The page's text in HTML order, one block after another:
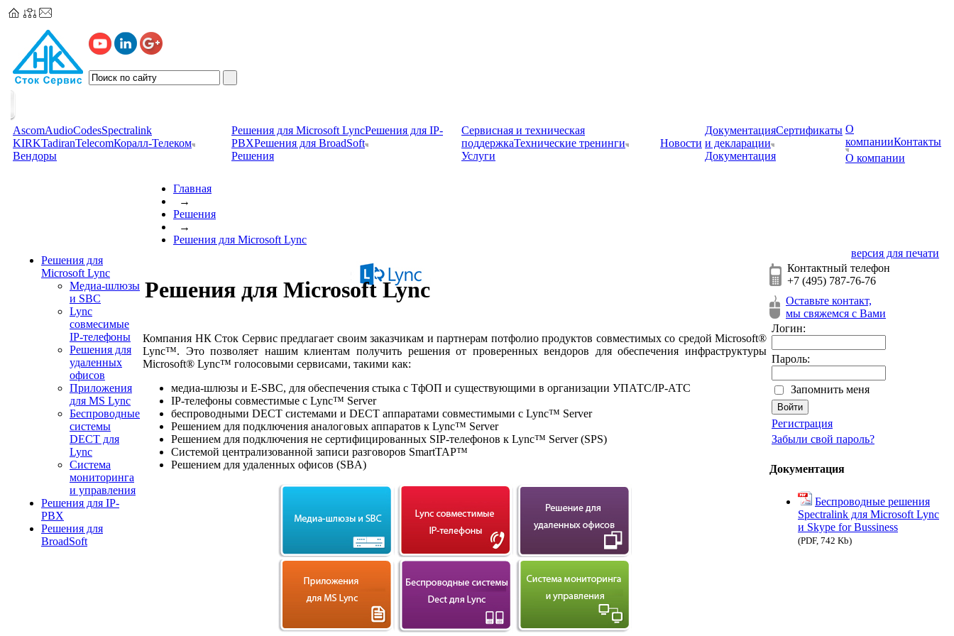
AscomAudioCodesSpectralink
KIRKTadiranTelecomКоралл-Телеком
Вендоры
Решения для Microsoft LyncРешения для IP-
PBXРешения для BroadSoft
Решения
Сервисная и техническая
поддержкаТехнические тренинги
Услуги
Новости
ДокументацияСертификаты
и декларации
Документация
О
компанииКонтакты
О компании
Решения для
Microsoft Lync
Медиа-шлюзы
и SBC
Lync
совмесимые
IP-телефоны
Решения для
удаленных
офисов
Приложения
для MS Lync
Беспроводные
системы
DECT для
Lync
Система
мониторинга
и управления
Решения для IP-
PBX
Решения для
BroadSoft
Главная
→
Решения
→
Решения для Microsoft Lync
Решения для Microsoft Lync
Компания НК Сток Сервис предлагает своим заказчикам и партнерам потфолио продуктов совместимых со средой Microsoft®
Lync™. Это позволяет нашим клиентам получить решения от проверенных вендоров для обеспечения инфраструктуры
Microsoft® Lync™ голосовыми сервисами, такими как:
медиа-шлюзы и E-SBC, для обеспечения стыка с ТфОП и существующими в организации УПАТС/IP-АТС
IP-телефоны совместимые с Lync™ Server
беспроводными DECT системами и DECT аппаратами совместимыми с Lync™ Server
Решением для подключения аналоговых аппаратов к Lync™ Server
Решением для подключения не сертифицированных SIP-телефонов к Lync™ Server (SPS)
Системой централизованной записи разговоров SmartTAP™
Решением для удаленных офисов (SBA)
версия для печати
Контактный телефон
+7 (495) 787-76-76
Оставьте контакт,
мы свяжемся с Вами
Логин:
Пароль:
Запомнить меня
Регистрация
Забыли свой пароль?
Документация
Беспроводные решения
Spectralink для Microsoft Lync
и Skype for Bussiness
(PDF, 742 Kb)